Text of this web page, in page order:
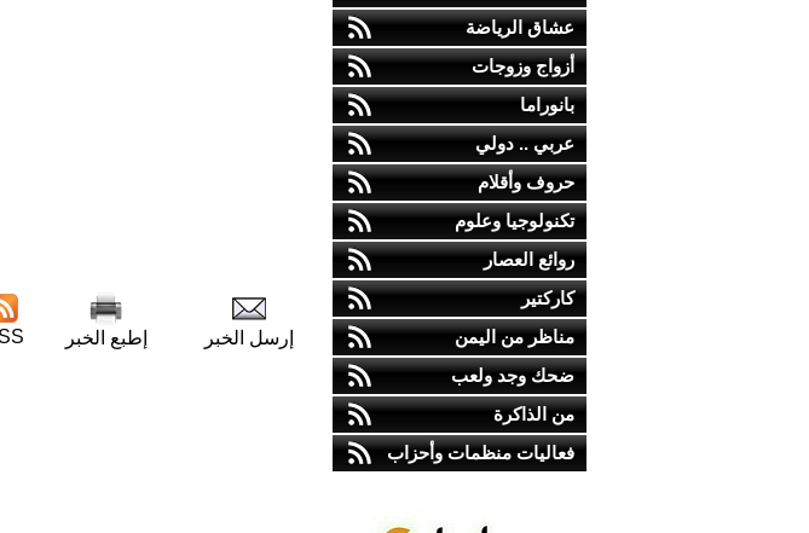
عشاق الرياضة
أزواج وزوجات
بانوراما
عربي .. دولي
حروف وأقلام
تكنولوجيا وعلوم
روائع العصار
كاركتير
مناظر من اليمن
ضحك وجد ولعب
من الذاكرة
فعاليات منظمات وأحزاب
إرسل الخبر إطبع الخبر